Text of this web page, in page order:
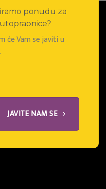
ponudu za
će Vam se javiti u
JAVITE NAM SE